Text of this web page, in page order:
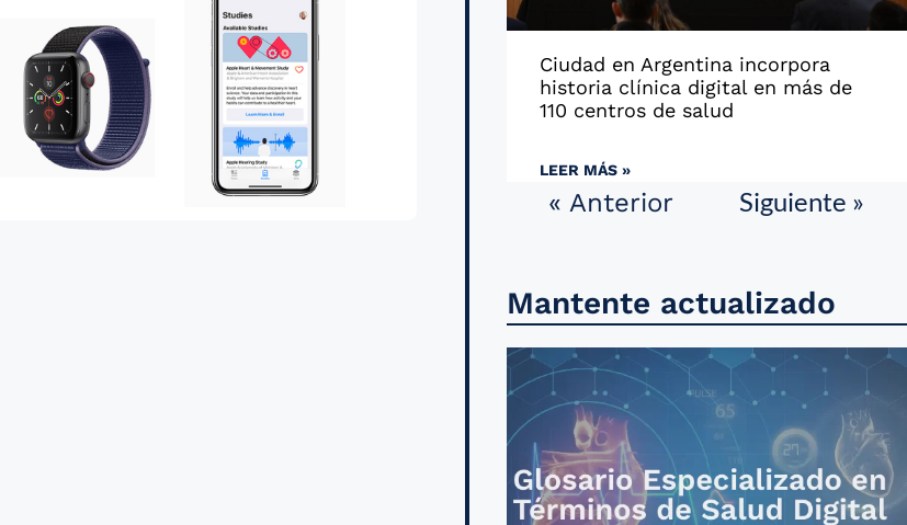
Ciudad en Argentina incorpora
historia clínica digital en más de
110 centros de salud
LEER MÁS »
« Anterior Siguiente »
Mantente actualizado